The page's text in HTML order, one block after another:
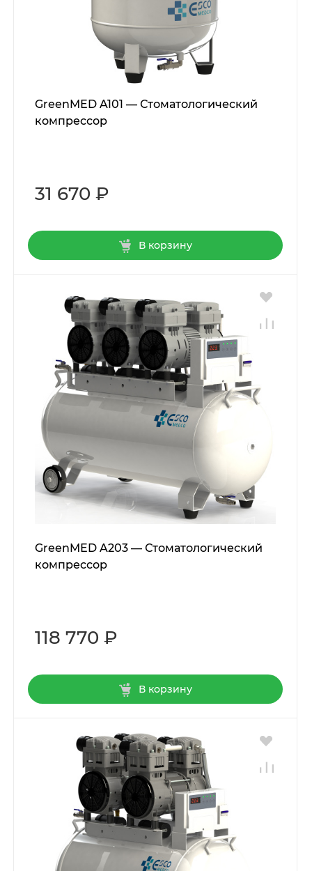
GreenMED A101 — Стоматологический
компрессор
31 670 ₽
В корзину
GreenMED A203 — Стоматологический
компрессор
118 770 ₽
В корзину